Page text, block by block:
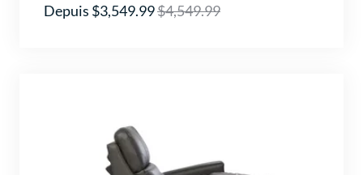
Depuis $3,549.99$4,549.99